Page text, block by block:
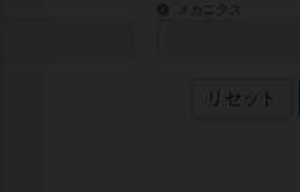
トーリーを指定することができます。直感的
ゲーム性を構成す
リセット